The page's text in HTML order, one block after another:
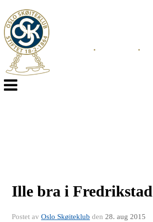
Veksle
navigasjon
Ille bra i Fredrikstad
Postet av Oslo Skøiteklub den 28. aug 2015